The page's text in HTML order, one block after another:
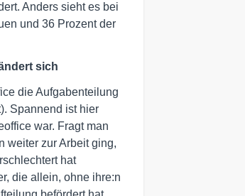
Anders sieht es bei
und 36 Prozent der
sich
die Aufgabenteilung
Spannend ist hier
war. Fragt man
weiter zur Arbeit ging,
hat
die allein, ohne ihre:n